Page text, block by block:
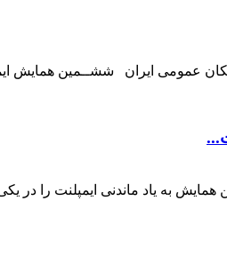
به یاد ماندنی ایمپلنت را در